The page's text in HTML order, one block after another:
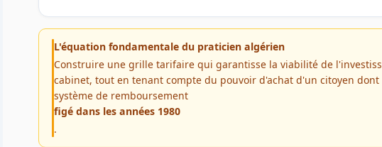
L'équation fondamentale du praticien algérien
Construire une grille tarifaire qui garantisse la viabilité de
cabinet, tout en tenant compte du pouvoir d'achat d'un citoyen
système de remboursement
figé dans les années 1980
.